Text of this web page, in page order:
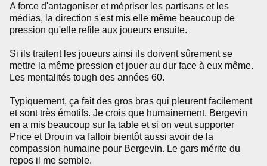
A force d'antagoniser et mépriser les partisans et les
médias, la direction s'est mis elle même beaucoup de
pression qu'elle refile aux joueurs ensuite.
Si ils traitent les joueurs ainsi ils doivent sûrement se
mettre la même pression et jouer au dur face à eux même.
Les mentalités tough des années 60.
Typiquement, ça fait des gros bras qui pleurent facilement
et sont très émotifs. Je crois que humainement, Bergevin
en a mis beaucoup sur la table et si on veut supporter
Price et Drouin va falloir bientôt aussi avoir de la
compassion humaine pour Bergevin. Le gars mérite du
repos il me semble.